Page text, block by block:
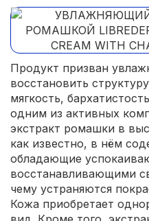
Продукт призван
восстановить
мягкость,
одним из активных
экстракт ромашки в
как известно, в нём
обладающие
восстанавливающими
чему устраняются
Кожа приобретает